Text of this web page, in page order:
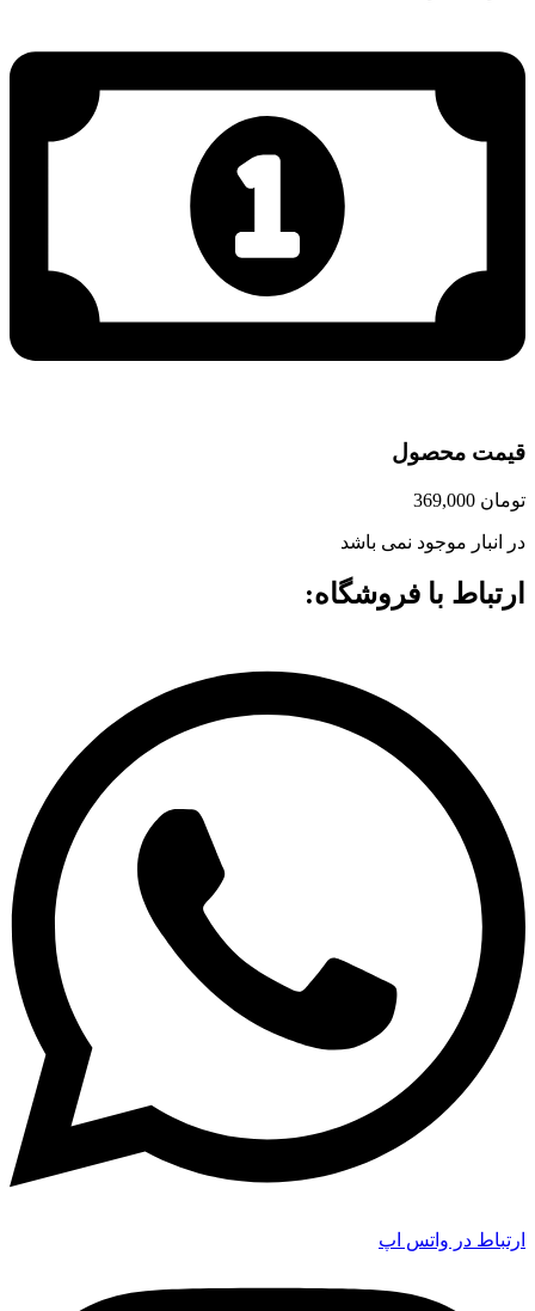
قیمت محصول
تومان
در انبار موجود نمی باشد
ارتباط با فروشگاه:
ارتباط در واتس اپ